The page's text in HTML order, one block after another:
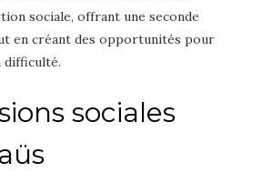
sociale, offrant une seconde
en créant des opportunités pour
difficulté.
sociales